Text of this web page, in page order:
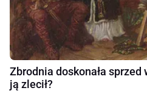
Zbrodnia doskonała sprzed
ją zlecił?